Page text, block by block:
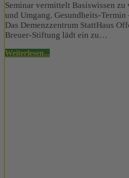
Seminar vermittelt Basiswissen zu
und Umgang. Gesundheits-
Das Demenzzentrum StattHaus
Breuer-Stiftung lädt ein zu…
Weiterlesen...